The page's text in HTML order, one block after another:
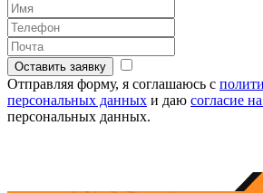
Оставить заявку
Отправляя форму, я соглашаюсь с
персональных данных и даю согласие
персональных данных.